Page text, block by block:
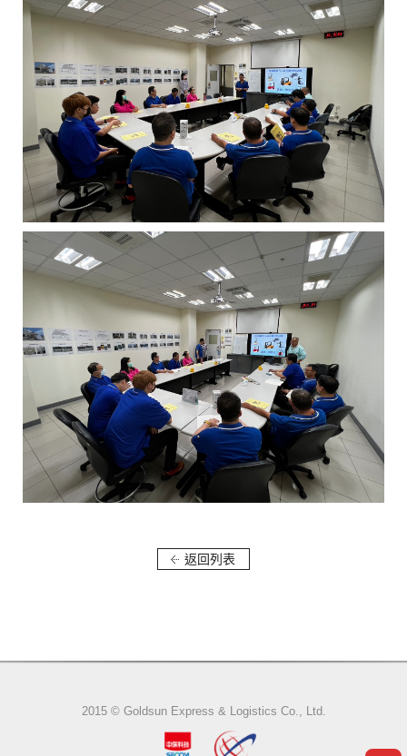
返回列表
2015 © Goldsun Express & Logistics Co., Ltd.